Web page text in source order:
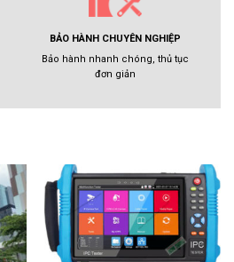
BẢO HÀNH CHUYÊN NGHIỆP
Bảo hành nhanh chóng, thủ tục
đơn giản